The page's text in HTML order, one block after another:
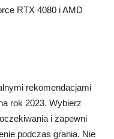
RTX 4080 i AMD
rekomendacjami
rok 2023. Wybierz
i zapewni
podczas grania. Nie